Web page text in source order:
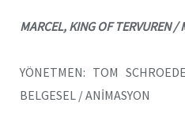
MARCEL, KING OF TERVUREN /
YÖNETMEN: TOM
BELGESEL / ANİMASYON